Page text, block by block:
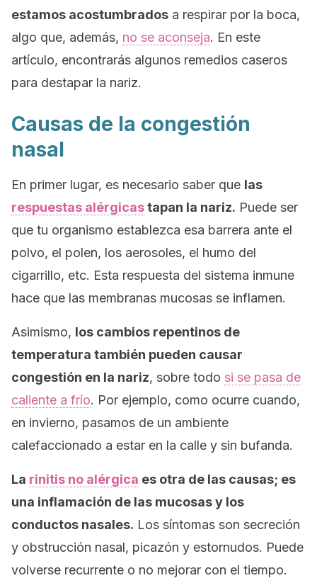
estamos acostumbrados a respirar por la boca,
algo que, además, no se aconseja. En este
artículo, encontrarás algunos remedios caseros
para destapar la nariz.
Causas de la congestión
nasal
En primer lugar, es necesario saber que las
respuestas alérgicastapan la nariz. Puede ser
que tu organismo establezca esa barrera ante el
polvo, el polen, los aerosoles, el humo del
cigarrillo, etc. Esta respuesta del sistema inmune
hace que las membranas mucosas se inflamen.
Asimismo, los cambios repentinos de
temperatura también pueden causar
congestión en la nariz, sobre todo si se pasa de
caliente a frío. Por ejemplo, como ocurre cuando,
en invierno, pasamos de un ambiente
calefaccionado a estar en la calle y sin bufanda.
La rinitis no alérgica es otra de las causas; es
una inflamación de las mucosas y los
conductos nasales. Los síntomas son secreción
y obstrucción nasal, picazón y estornudos. Puede
volverse recurrente o no mejorar con el tiempo.